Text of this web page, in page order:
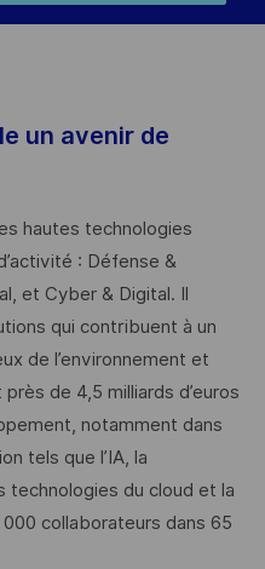
un avenir de
hautes technologies
: Défense &
et Cyber & Digital. Il
qui contribuent à un
de l’environnement et
de 4,5 milliards d’euros
notamment dans
tels que l’IA, la
technologies du cloud et la
collaborateurs dans 65